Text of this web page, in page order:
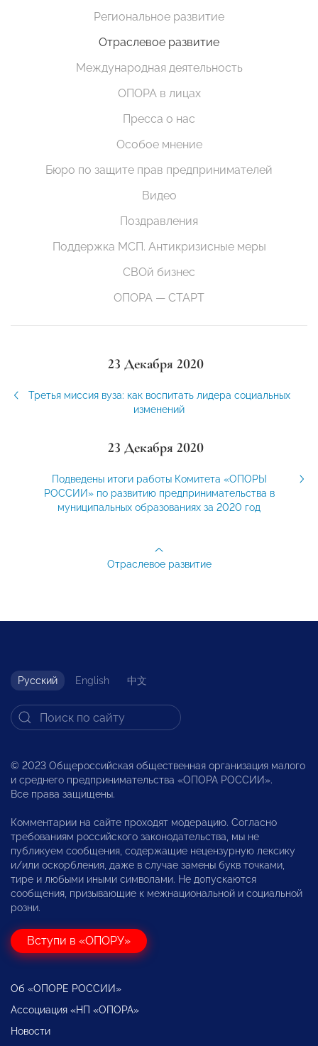
Региональное развитие
Отраслевое развитие
Международная деятельность
ОПОРА в лицах
Пресса о нас
Особое мнение
Бюро по защите прав предпринимателей
Видео
Поздравления
Поддержка МСП. Антикризисные меры
СВОй бизнес
ОПОРА — СТАРТ
23 Декабря 2020
Третья миссия вуза: как воспитать лидера социальных
изменений
23 Декабря 2020
Подведены итоги работы Комитета «ОПОРЫ
РОССИИ» по развитию предпринимательства в
муниципальных образованиях за 2020 год
Отраслевое развитие
Русский English 中文
© 2023 Общероссийская общественная организация малого
и среднего предпринимательства «ОПОРА РОССИИ».
Все права защищены.
Комментарии на сайте проходят модерацию. Согласно
требованиям российского законодательства, мы не
публикуем сообщения, содержащие нецензурную лексику
и/или оскорбления, даже в случае замены букв точками,
тире и любыми иными символами. Не допускаются
сообщения, призывающие к межнациональной и социальной
розни.
Вступи в «ОПОРУ»
Об «ОПОРЕ РОССИИ»
Ассоциация «НП «ОПОРА»
Новости